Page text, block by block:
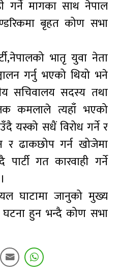
गर्ने मागका साथ नेपाल
बृहत कोण सभा
भातृ युवा नेता
गर्नु भएको थियो भने
सचिवालय सदस्य तथा
कमलाले त्यहाँ भएको
यस्को सधैं विरोध गर्ने र
र ढाकछोप गर्न खोजेमा
पार्टी गत कारवाही गर्ने
घाटामा जानुको मुख्य
हुन भन्दै कोण सभा